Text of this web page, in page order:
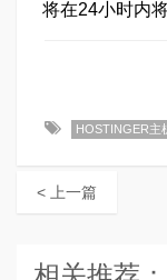
将在24小时内
HOSTINGER主
< 上一篇